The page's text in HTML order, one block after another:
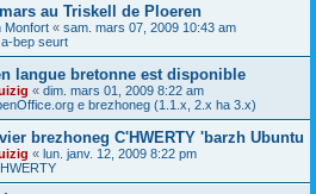
au Triskell de Ploeren
Monfort « sam. mars 07, 2009 10:43 am
bep seurt
langue bretonne est disponible
« dim. mars 01, 2009 8:22 am
e brezhoneg (1.1.x, 2.x ha 3.x)
brezhoneg C'HWERTY 'barzh Ubuntu
« lun. janv. 12, 2009 8:22 pm